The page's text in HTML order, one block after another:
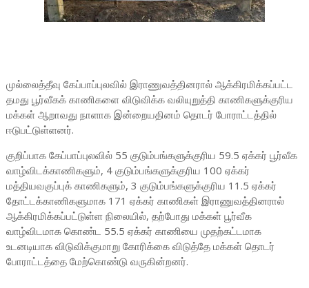
முல்லைத்தீவு கேப்பாப்புலவில் இராணுவத்தினரால் ஆக்கிரமிக்கப்பட்ட
தமது பூர்வீகக் காணிகளை விடுவிக்க வலியுறுத்தி காணிகளுக்குரிய
மக்கள் ஆறாவது நாளாக இன்றையதினம் தொடர் போராட்டத்தில்
ஈடுபட்டுள்ளனர்.
குறிப்பாக கேப்பாப்புலவில் 55 குடும்பங்களுக்குரிய 59.5 ஏக்கர் பூர்வீக
வாழ்விடக்காணிகளும், 4 குடும்பங்களுக்குரிய 100 ஏக்கர்
மத்தியவகுப்புக் காணிகளும், 3 குடும்பங்களுக்குரிய 11.5 ஏக்கர்
தோட்டக்காணிகளுமாக 171 ஏக்கர் காணிகள் இராணுவத்தினரால்
ஆக்கிரமிக்கப்பட்டுள்ள நிலையில், தற்போது மக்கள் பூர்வீக
வாழ்விடமாக கொண்ட 55.5 ஏக்கர் காணியை முதற்கட்டமாக
உடனடியாக விடுவிக்குமாறு கோரிக்கை விடுத்தே மக்கள் தொடர்
போராட்டத்தை மேற்கொண்டு வருகின்றனர்.